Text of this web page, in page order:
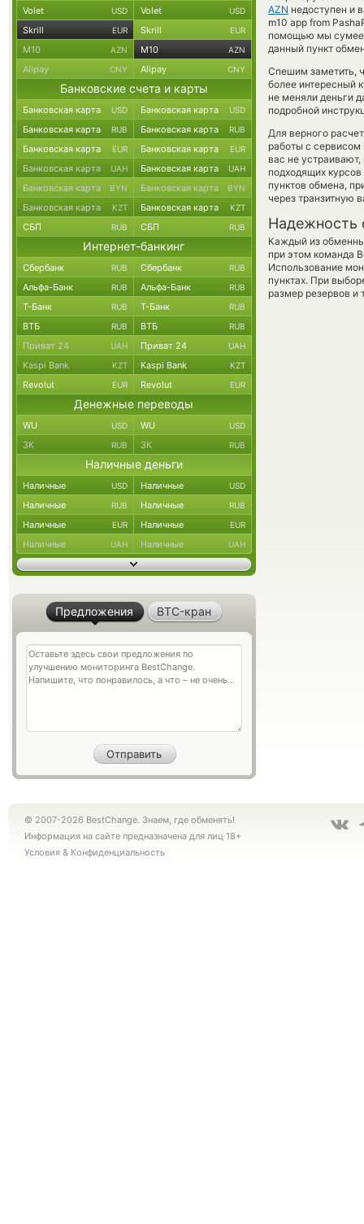
AZN недоступен и
m10 app from
помощью мы
данный пункт
Спешим заметить,
более интересный
не меняли деньги
подробной
Для верного
работы с
вас не
подходящих
пунктов обмена,
через транзитную
Надежность
Каждый из
при этом команда
Использование
пунктах. При
размер резервов и
Volet USD Volet USD
Skrill EUR Skrill EUR
M10 AZN M10 AZN
Alipay CNY Alipay CNY
Банковские счета и карты
Банковская карта USD Банковская карта USD
Банковская карта RUB Банковская карта RUB
Банковская карта EUR Банковская карта EUR
Банковская карта UAH Банковская карта UAH
Банковская карта BYN Банковская карта BYN
Банковская карта KZT Банковская карта KZT
СБП RUB СБП RUB
Интернет-банкинг
Сбербанк RUB Сбербанк RUB
Альфа-Банк RUB Альфа-Банк RUB
Т-Банк RUB Т-Банк RUB
ВТБ RUB ВТБ RUB
Приват 24 UAH Приват 24 UAH
Kaspi Bank KZT Kaspi Bank KZT
Revolut EUR Revolut EUR
Денежные переводы
WU USD WU USD
ЗК RUB ЗК RUB
Наличные деньги
Наличные USD Наличные USD
Наличные RUB Наличные RUB
Наличные EUR Наличные EUR
Наличные UAH Наличные UAH
Предложения BTC-кран
© 2007-2026 BestChange. Знаем, где обменять!
Информация на сайте предназначена для лиц 18+
Условия & Конфиденциальность